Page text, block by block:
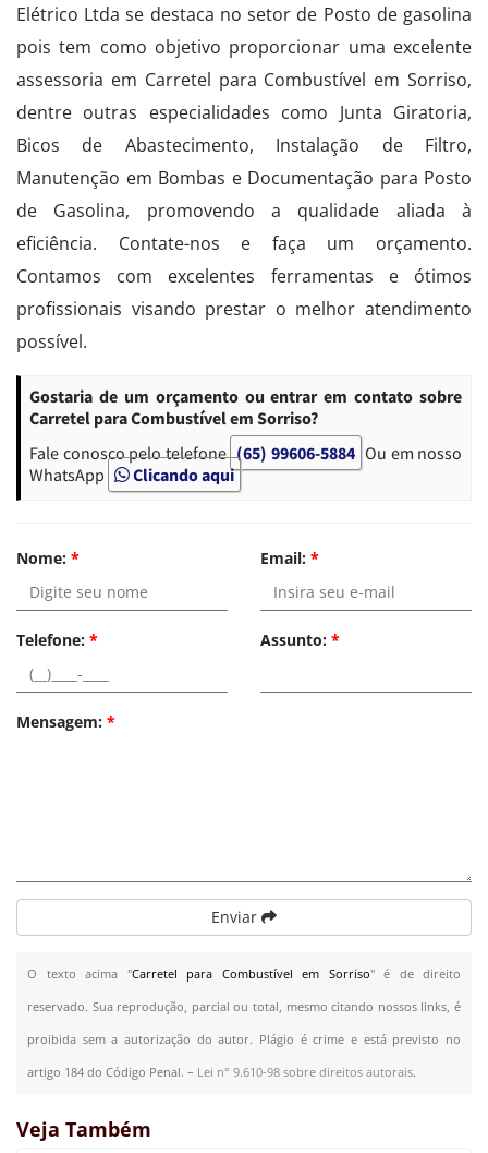
Elétrico Ltda se destaca no setor de Posto de gasolina
pois tem como objetivo proporcionar uma excelente
assessoria em Carretel para Combustível em Sorriso,
dentre outras especialidades como Junta Giratoria,
Bicos de Abastecimento, Instalação de Filtro,
Manutenção em Bombas e Documentação para Posto
de Gasolina, promovendo a qualidade aliada à
eficiência. Contate-nos e faça um orçamento.
Contamos com excelentes ferramentas e ótimos
profissionais visando prestar o melhor atendimento
possível.
Gostaria de um orçamento ou entrar em contato sobre
Carretel para Combustível em Sorriso?
Fale conosco pelo telefone (65) 99606-5884 Ou em nosso
WhatsApp
Clicando aqui
Nome: * Email: *
Telefone: * Assunto: *
Mensagem: *
Enviar
O texto acima "Carretel para Combustível em Sorriso" é de direito
reservado. Sua reprodução, parcial ou total, mesmo citando nossos links, é
proibida sem a autorização do autor. Plágio é crime e está previsto no
artigo 184 do Código Penal. – Lei n° 9.610-98 sobre direitos autorais.
Veja Também